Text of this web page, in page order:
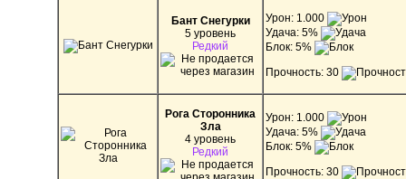
Бант Снегурки
5 уровень
Редкий
Урон: 1.000
Удача: 5%
Блок: 5%
Прочность: 30
Рога Сторонника
Зла
4 уровень
Редкий
Урон: 1.000
Удача: 5%
Блок: 5%
Прочность: 30